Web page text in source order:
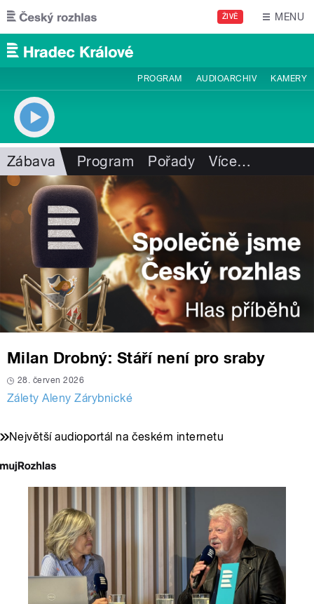
Přejít k hlavnímu obsahu
ŽIVĚ MENU
PROGRAM AUDIOARCHIV KAMERY
Zábava Program Pořady Více…
Milan Drobný: Stáří není pro sraby
28. červen 2026
Zálety Aleny Zárybnické
Největší audioportál na českém internetu